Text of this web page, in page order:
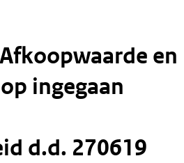
en
ingegaan
d.d. 270619